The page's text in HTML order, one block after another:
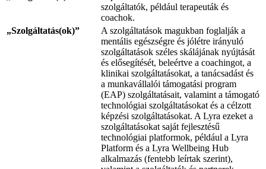
szolgáltatók, például terapeuták és
coachok.
„Szolgáltatás(ok)”
A szolgáltatások magukban foglalják a
mentális egészségre és jólétre irányuló
szolgáltatások széles skálájának nyújtását
és elősegítését, beleértve a coachingot, a
klinikai szolgáltatásokat, a tanácsadást és
a munkavállalói támogatási program
(EAP) szolgáltatásait, valamint a támogató
technológiai szolgáltatásokat és a célzott
képzési szolgáltatásokat. A Lyra ezeket a
szolgáltatásokat saját fejlesztésű
technológiai platformok, például a Lyra
Platform és a Lyra Wellbeing Hub
alkalmazás (fentebb leírtak szerint),